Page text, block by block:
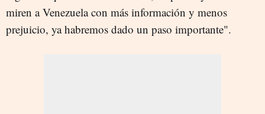
miren a Venezuela con más información y menos
prejuicio, ya habremos dado un paso importante".